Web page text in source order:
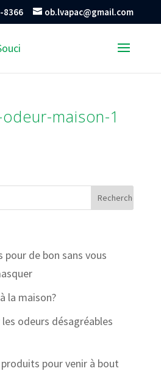
8366 ob.lvapac@gmail.com
maison-1
pour de bon sans vous
la maison?
odeurs désagréables
pour venir à bout